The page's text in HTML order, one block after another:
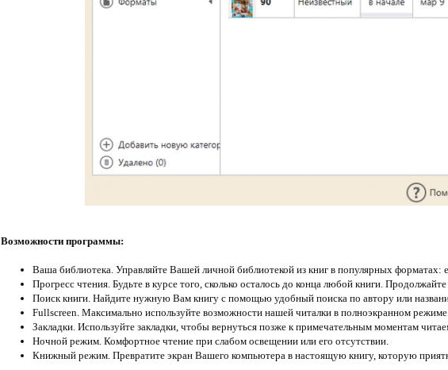
Возможности программы:
Ваша библиотека. Управляйте Вашей личной библиотекой из книг в популярных форматах:
Прогресс чтения. Будьте в курсе того, сколько осталось до конца любой книги. Продолжайте
Поиск книги. Найдите нужную Вам книгу с помощью удобный поиска по автору или
Fullscreen. Максимально используйте возможности нашей читалки в полноэкранном режиме.
Закладки. Используйте закладки, чтобы вернуться позже к примечательным моментам
Ночной режим. Комфортное чтение при слабом освещении или его отсутствии.
Книжный режим. Превратите экран Вашего компьютера в настоящую книгу, которую